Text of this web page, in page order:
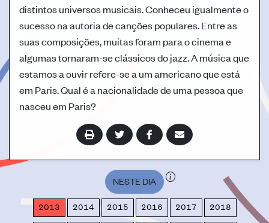
distintos universos musicais. Conheceu igualmente o
sucesso na autoria de canções populares. Entre as
suas composições, muitas foram para o cinema e
algumas tornaram-se clássicos do jazz. A música que
estamos a ouvir refere-se a um americano que está
em Paris. Qual é a nacionalidade de uma pessoa que
nasceu em Paris?
NESTE DIA
2013 2014 2015 2016 2017 2018